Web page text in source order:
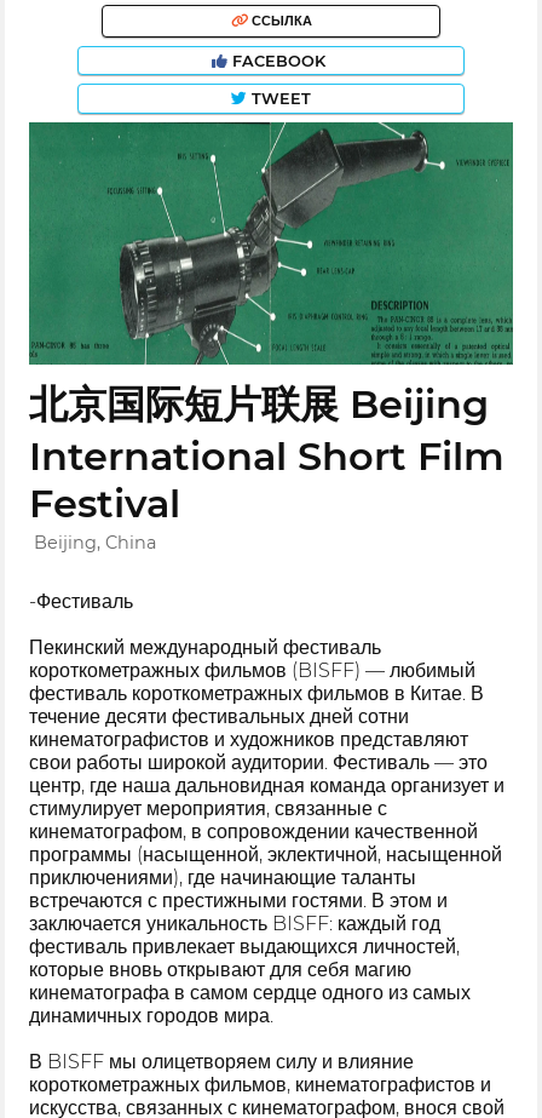
ССЫЛКА
FACEBOOK
TWEET
北京国际短片联展 Beijing
International Short Film
Festival
Beijing, China
-Фестиваль
Пекинский международный фестиваль
короткометражных фильмов (BISFF) — любимый
фестиваль короткометражных фильмов в Китае. В
течение десяти фестивальных дней сотни
кинематографистов и художников представляют
свои работы широкой аудитории. Фестиваль — это
центр, где наша дальновидная команда организует и
стимулирует мероприятия, связанные с
кинематографом, в сопровождении качественной
программы (насыщенной, эклектичной, насыщенной
приключениями), где начинающие таланты
встречаются с престижными гостями. В этом и
заключается уникальность BISFF: каждый год
фестиваль привлекает выдающихся личностей,
которые вновь открывают для себя магию
кинематографа в самом сердце одного из самых
динамичных городов мира.
В BISFF мы олицетворяем силу и влияние
короткометражных фильмов, кинематографистов и
искусства, связанных с кинематографом, внося свой